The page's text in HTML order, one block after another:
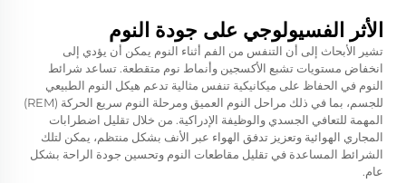
الأثر الفسيولوجي على جودة النوم
تشير الأبحاث إلى أن التنفس من الفم أثناء النوم يمكن أن يؤدي إلى
انخفاض مستويات تشبع الأكسجين وأنماط نوم متقطعة. تساعد شرائط
النوم في الحفاظ على ميكانيكية تنفس مثالية تدعم هيكل النوم الطبيعي
للجسم، بما في ذلك مراحل النوم العميق ومرحلة النوم سريع الحركة (REM)
المهمة للتعافي الجسدي والوظيفة الإدراكية. من خلال تقليل اضطرابات
المجاري الهوائية وتعزيز تدفق الهواء عبر الأنف بشكل منتظم، يمكن لتلك
الشرائط المساعدة في تقليل مقاطعات النوم وتحسين جودة الراحة بشكل
عام.